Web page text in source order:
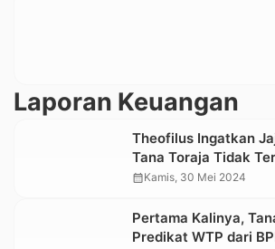
Laporan Keuangan
Theofilus Ingatkan
Tana Toraja Tidak
Opini WTP dari BPK
calendar_monthKamis, 30 Mei 2024
Pertama Kalinya,
Predikat WTP dari